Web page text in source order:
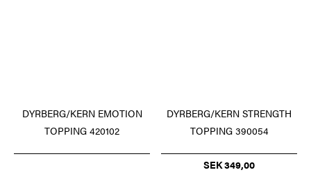
DYRBERG/KERN EMOTION
TOPPING 420102
DYRBERG/KERN STRENGTH
TOPPING 390054
SEK 349,00